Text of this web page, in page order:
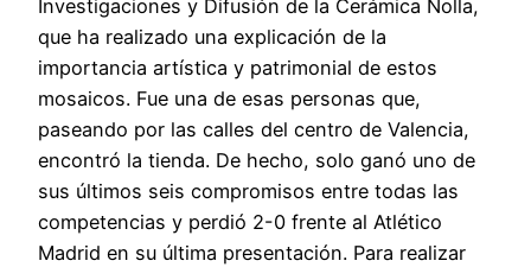
Investigaciones y Difusión de la Cerámica Nolla,
que ha realizado una explicación de la
importancia artística y patrimonial de estos
mosaicos. Fue una de esas personas que,
paseando por las calles del centro de Valencia,
encontró la tienda. De hecho, solo ganó uno de
sus últimos seis compromisos entre todas las
competencias y perdió 2-0 frente al Atlético
Madrid en su última presentación. Para realizar